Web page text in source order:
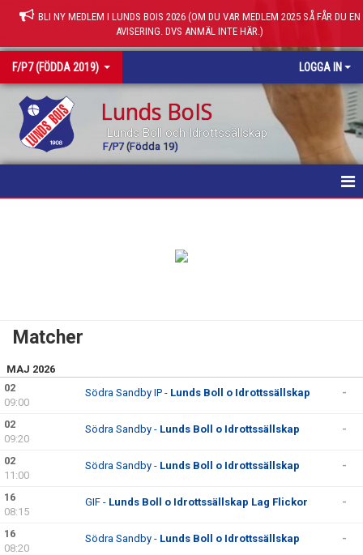
BLI NY MEDLEM I LUNDS BOIS 2026 (OM DU VAR MEDLEM 2025 SÅ FÅR DU EN
AVISERING. DVS ANMÄL INTE HÄR.)
F/P7 (FÖDDA 2019) LOGGA IN
Lunds BoIS
Lunds Boll och Idrottssällskap
F/P7 (Födda 19)
BILDGALLERI
KONTAKT
Matcher
MAJ 2026
02
09:00
Södra Sandby IP - Lunds Boll o Idrottssällskap -
02
09:20
Södra Sandby - Lunds Boll o Idrottssällskap -
02
11:00
Södra Sandby - Lunds Boll o Idrottssällskap -
16
08:15
GIF - Lunds Boll o Idrottssällskap Lag Flickor -
16
08:20
Södra Sandby - Lunds Boll o Idrottssällskap -